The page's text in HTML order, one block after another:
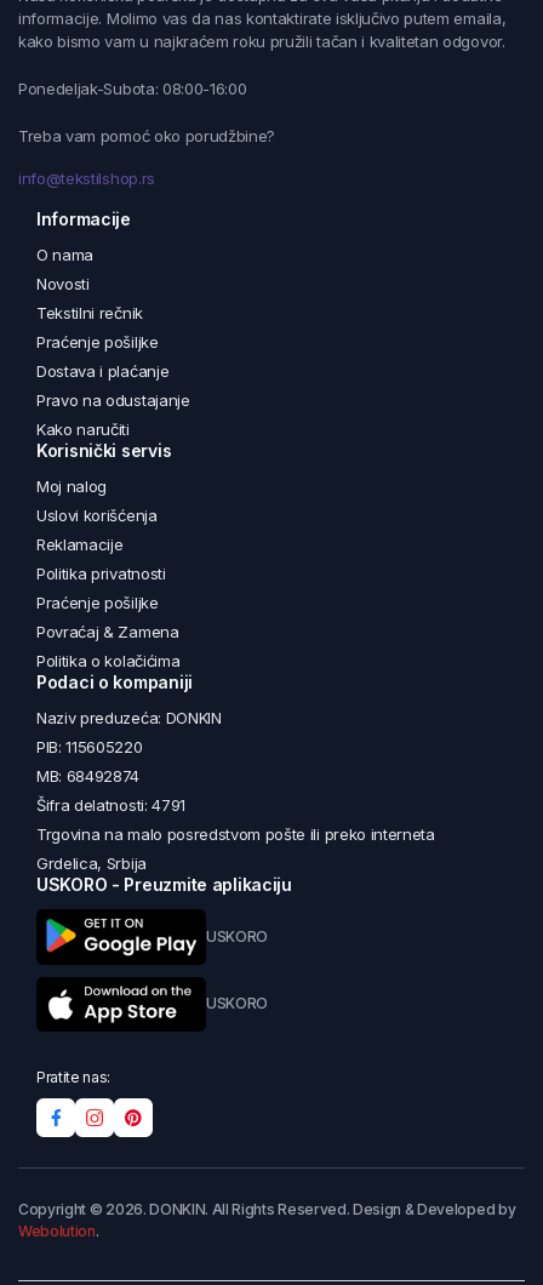
informacije. Molimo vas da nas kontaktirate isključivo putem emaila,
kako bismo vam u najkraćem roku pružili tačan i kvalitetan odgovor.
Ponedeljak-Subota: 08:00-16:00
Treba vam pomoć oko porudžbine?
info@tekstilshop.rs
Informacije
O nama
Novosti
Tekstilni rečnik
Praćenje pošiljke
Dostava i plaćanje
Pravo na odustajanje
Kako naručiti
Korisnički servis
Moj nalog
Uslovi korišćenja
Reklamacije
Politika privatnosti
Praćenje pošiljke
Povraćaj & Zamena
Politika o kolačićima
Podaci o kompaniji
Naziv preduzeća: DONKIN
PIB: 115605220
MB: 68492874
Šifra delatnosti: 4791
Trgovina na malo posredstvom pošte ili preko interneta
Grdelica, Srbija
USKORO - Preuzmite aplikaciju
USKORO
USKORO
Pratite nas:
Copyright © 2026. DONKIN. All Rights Reserved. Design & Developed by
Webolution.